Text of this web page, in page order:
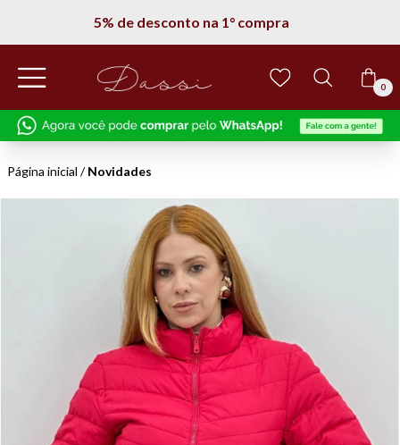
Entregamos em todo Brasil
0
Página inicial /Novidades